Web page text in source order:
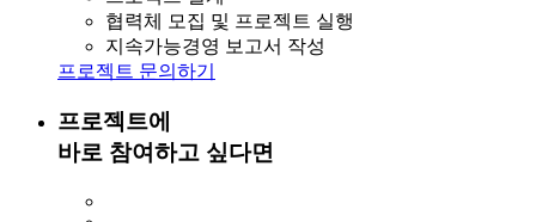
바로 참여하고 싶다면